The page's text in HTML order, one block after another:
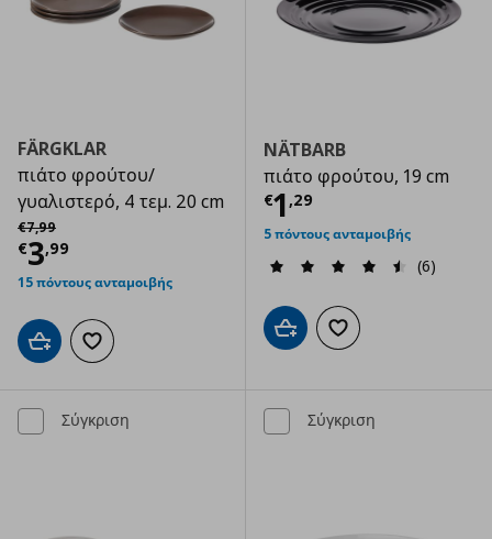
FÄRGKLAR
πιάτο φρούτου/
γυαλιστερό, 4 τεμ. 20 cm
€7,99
Αρχική τιμή
€3,99
Τρέχουσα τιμή € 3,99
15 πόντους ανταμοιβής
Προσθήκη στο καλάθι
Προσθήκη στα αγαπημένα
NÄTBARB
πιάτο φρούτου, 19 cm
€1 ,29
Τρέχουσα
5 πόντους ανταμοιβής
(6)
Προσθήκη στο καλάθι
Προσθήκη στα
Σύγκριση Σύγκριση